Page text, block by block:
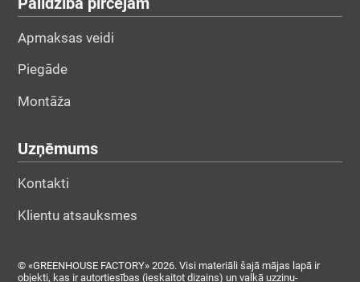
Palīdzība pircējam
Apmaksas veidi
Piegāde
Montāža
Uzņēmums
Kontakti
Klientu atsauksmes
© «GREENHOUSE FACTORY» 2026. Visi materiāli šajā mājas lapā ir
objekti, kas ir autortiesības (ieskaitot dizains) un valkā uzziņu-